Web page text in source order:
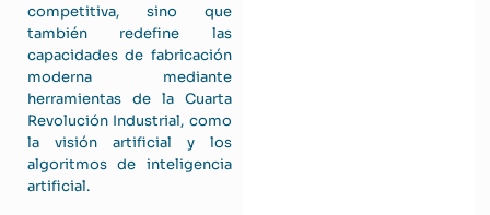
competitiva, sino que
también redefine las
capacidades de fabricación
moderna mediante
herramientas de la Cuarta
Revolución Industrial, como
la visión artificial y los
algoritmos de inteligencia
artificial.